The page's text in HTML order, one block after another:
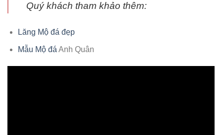
Quý khách tham khảo thêm:
Lăng Mộ đá đẹp
Mẫu Mộ đá Anh Quân